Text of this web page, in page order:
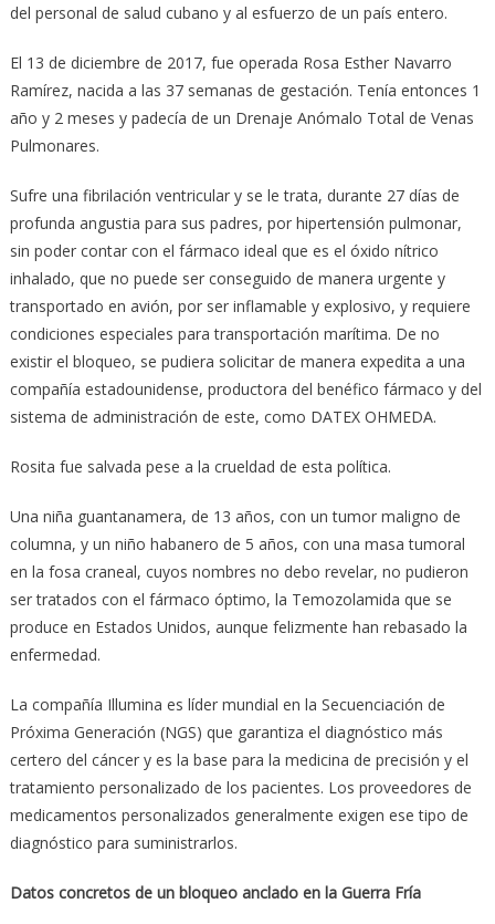
del personal de salud cubano y al esfuerzo de un país entero.
El 13 de diciembre de 2017, fue operada Rosa Esther Navarro
Ramírez, nacida a las 37 semanas de gestación. Tenía entonces 1
año y 2 meses y padecía de un Drenaje Anómalo Total de Venas
Pulmonares.
Sufre una fibrilación ventricular y se le trata, durante 27 días de
profunda angustia para sus padres, por hipertensión pulmonar,
sin poder contar con el fármaco ideal que es el óxido nítrico
inhalado, que no puede ser conseguido de manera urgente y
transportado en avión, por ser inflamable y explosivo, y requiere
condiciones especiales para transportación marítima. De no
existir el bloqueo, se pudiera solicitar de manera expedita a una
compañía estadounidense, productora del benéfico fármaco y del
sistema de administración de este, como DATEX OHMEDA.
Rosita fue salvada pese a la crueldad de esta política.
Una niña guantanamera, de 13 años, con un tumor maligno de
columna, y un niño habanero de 5 años, con una masa tumoral
en la fosa craneal, cuyos nombres no debo revelar, no pudieron
ser tratados con el fármaco óptimo, la Temozolamida que se
produce en Estados Unidos, aunque felizmente han rebasado la
enfermedad.
La compañía Illumina es líder mundial en la Secuenciación de
Próxima Generación (NGS) que garantiza el diagnóstico más
certero del cáncer y es la base para la medicina de precisión y el
tratamiento personalizado de los pacientes. Los proveedores de
medicamentos personalizados generalmente exigen ese tipo de
diagnóstico para suministrarlos.
Datos concretos de un bloqueo anclado en la Guerra Fría